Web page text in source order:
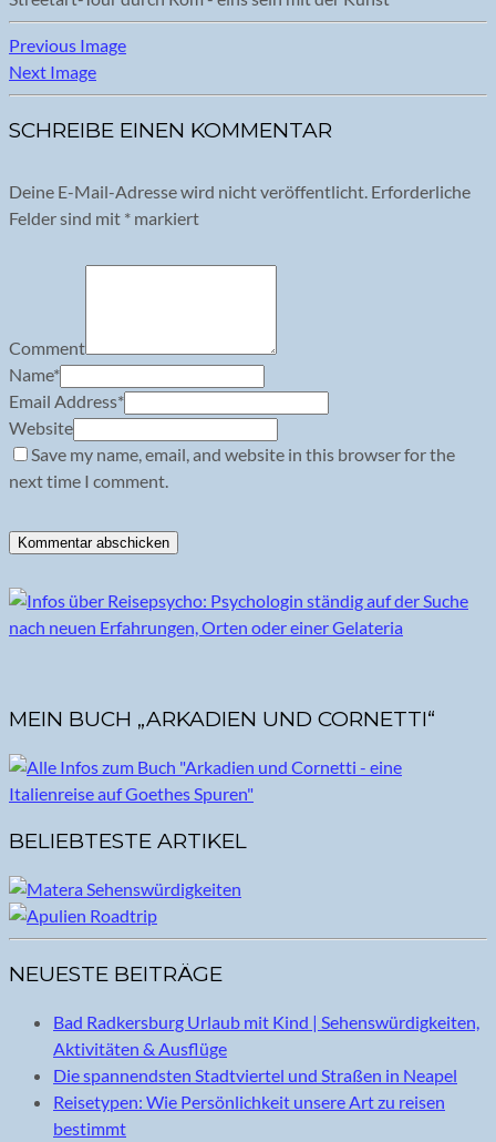
Previous Image
Next Image
SCHREIBE EINEN KOMMENTAR
Deine E-Mail-Adresse wird nicht veröffentlicht. Erforderliche
Felder sind mit * markiert
Comment
Name*
Email Address*
Website
Save my name, email, and website in this browser for the
next time I comment.
MEIN BUCH „ARKADIEN UND CORNETTI“
BELIEBTESTE ARTIKEL
NEUESTE BEITRÄGE
Bad Radkersburg Urlaub mit Kind | Sehenswürdigkeiten,
Aktivitäten & Ausflüge
Die spannendsten Stadtviertel und Straßen in Neapel
Reisetypen: Wie Persönlichkeit unsere Art zu reisen
bestimmt